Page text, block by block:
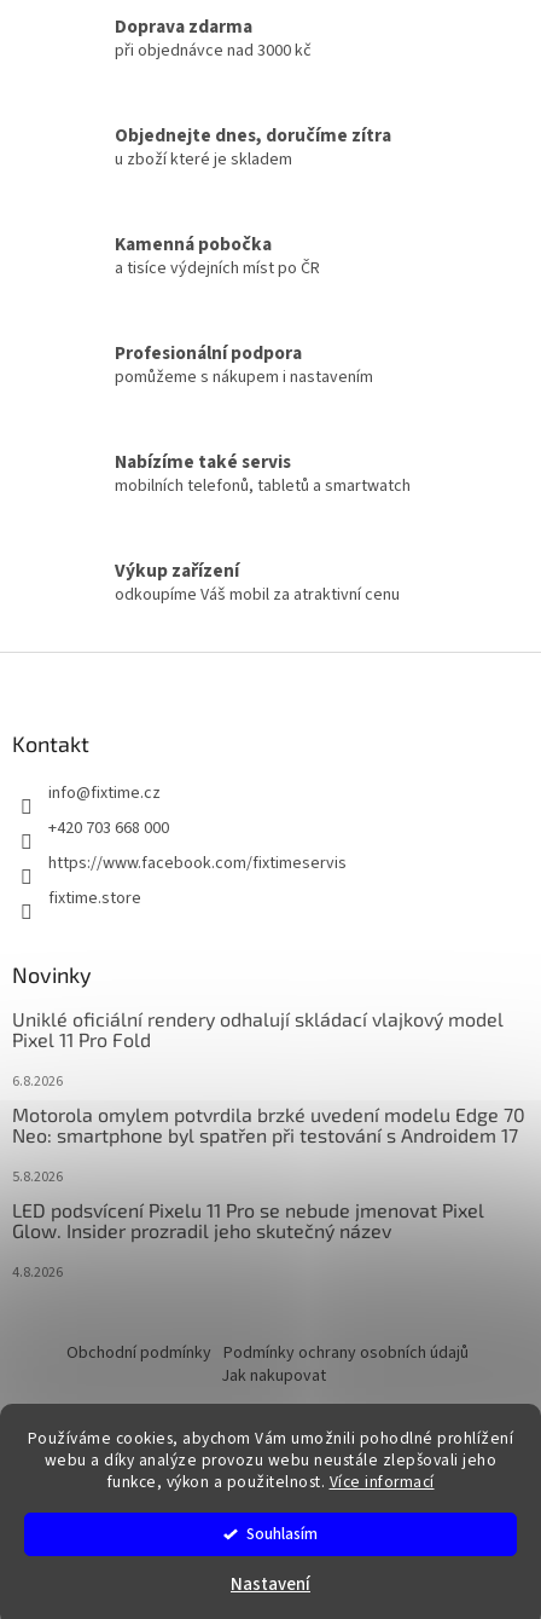
Používáme cookies, abychom Vám umožnili pohodlné prohlížení
webu a díky analýze provozu webu neustále zlepšovali jeho
funkce, výkon a použitelnost. Více informací
Souhlasím
Nastavení
Doprava zdarma
při objednávce nad 3000 kč
Objednejte dnes, doručíme zítra
u zboží které je skladem
Kamenná pobočka
a tisíce výdejních míst po ČR
Profesionální podpora
pomůžeme s nákupem i nastavením
Nabízíme také servis
mobilních telefonů, tabletů a smartwatch
Výkup zařízení
odkoupíme Váš mobil za atraktivní cenu
Kontakt
info@fixtime.cz
+420 703 668 000
https://www.facebook.com/fixtimeservis
fixtime.store
Novinky
Uniklé oficiální rendery odhalují skládací vlajkový model
Pixel 11 Pro Fold
6.8.2026
Motorola omylem potvrdila brzké uvedení modelu Edge 70
Neo: smartphone byl spatřen při testování s Androidem 17
5.8.2026
LED podsvícení Pixelu 11 Pro se nebude jmenovat Pixel
Glow. Insider prozradil jeho skutečný název
4.8.2026
Obchodní podmínky Podmínky ochrany osobních údajů
Jak nakupovat
Vytvořil Shoptet